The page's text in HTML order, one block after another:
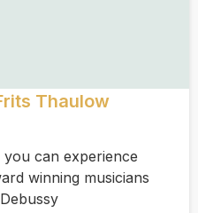
Thaulow
can experience
winning musicians